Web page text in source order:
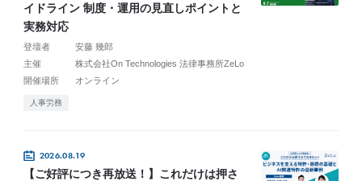
イドライン 制度・運用の見直しポイントと
実務対応
登壇者
安藤 幾郎
主催
株式会社On Technologies 法律事務所ZeLo
開催場所
オンライン
人事労務
2026.08.19
【ご好評につき再放送！】これだけは押さ